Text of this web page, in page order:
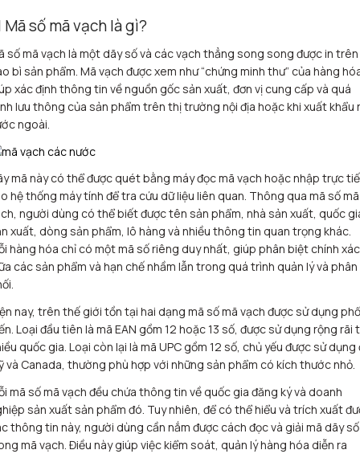
Mã số mã vạch là gì?
số mã vạch là một dãy số và các vạch thẳng song song được in trên
bì sản phẩm. Mã vạch được xem như “chứng minh thư” của hàng
xác định thông tin về nguồn gốc sản xuất, đơn vị cung cấp và quá
lưu thông của sản phẩm trên thị trường nội địa hoặc khi xuất khẩu
ngoài.
mã này có thể được quét bằng máy đọc mã vạch hoặc nhập trực
hệ thống máy tính để tra cứu dữ liệu liên quan. Thông qua mã số mã
người dùng có thể biết được tên sản phẩm, nhà sản xuất, quốc
xuất, dòng sản phẩm, lô hàng và nhiều thông tin quan trọng khác.
hàng hóa chỉ có một mã số riêng duy nhất, giúp phân biệt chính xác
các sản phẩm và hạn chế nhầm lẫn trong quá trình quản lý và phân
nay, trên thế giới tồn tại hai dạng mã số mã vạch được sử dụng phổ
Loại đầu tiên là mã EAN gồm 12 hoặc 13 số, được sử dụng rộng rãi
quốc gia. Loại còn lại là mã UPC gồm 12 số, chủ yếu được sử dụng
và Canada, thường phù hợp với những sản phẩm có kích thước nhỏ.
mã số mã vạch đều chứa thông tin về quốc gia đăng ký và doanh
sản xuất sản phẩm đó. Tuy nhiên, để có thể hiểu và trích xuất
thông tin này, người dùng cần nắm được cách đọc và giải mã dãy số
mã vạch. Điều này giúp việc kiểm soát, quản lý hàng hóa diễn ra